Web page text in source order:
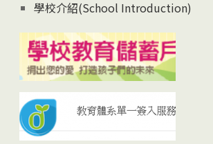
學校介紹(School Introduction)